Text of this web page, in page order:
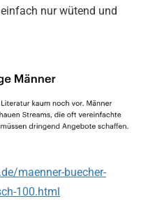
nur wütend und
maenner-buecher-
100.html